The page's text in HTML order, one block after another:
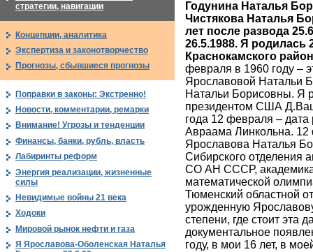
Годунина Наталья
Чистякова Наталья
лет после развода
26.5.1988. Я родилась
Краснокамского
февраля в 1960 году –
Ярославовой Натальи
Натальи Борисовны. Я
президентом США
года 12 февраля –
Авраама Линкольна. 12
Ярославова Наталья
Сибирского отделения
СО АН СССР, академика
математической
Тюменский областной
урожденную
степени, где стоит эта
документальное
году, в мои 16 лет, в
стратегии, навигации
Концепции, аналитика
Экспертиза и законотворчество
Прогнозы, сбывшиеся прогнозы
Поправки в законы: Экстренно!
Новости, комментарии, ремарки
Внимание! Угрозы и тенденции
Финансы, банки, рубль, власть
Лабиринты реформ
Энергия реализации, жизненные
силы
Невидимые войны 21 века
Ходоки
Мировой рынок нефти и газа
Я Ярославова-Оболенская Наталья